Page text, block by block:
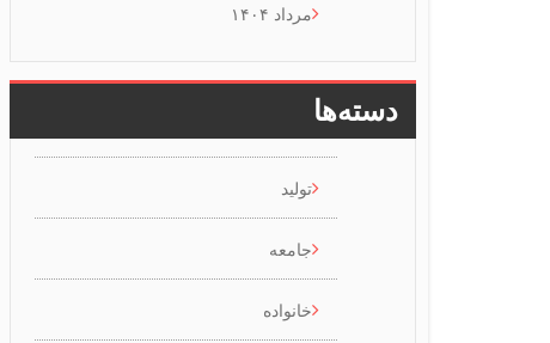
مرداد ۱۴۰۴
دسته‌ها
تولید
جامعه
خانواده